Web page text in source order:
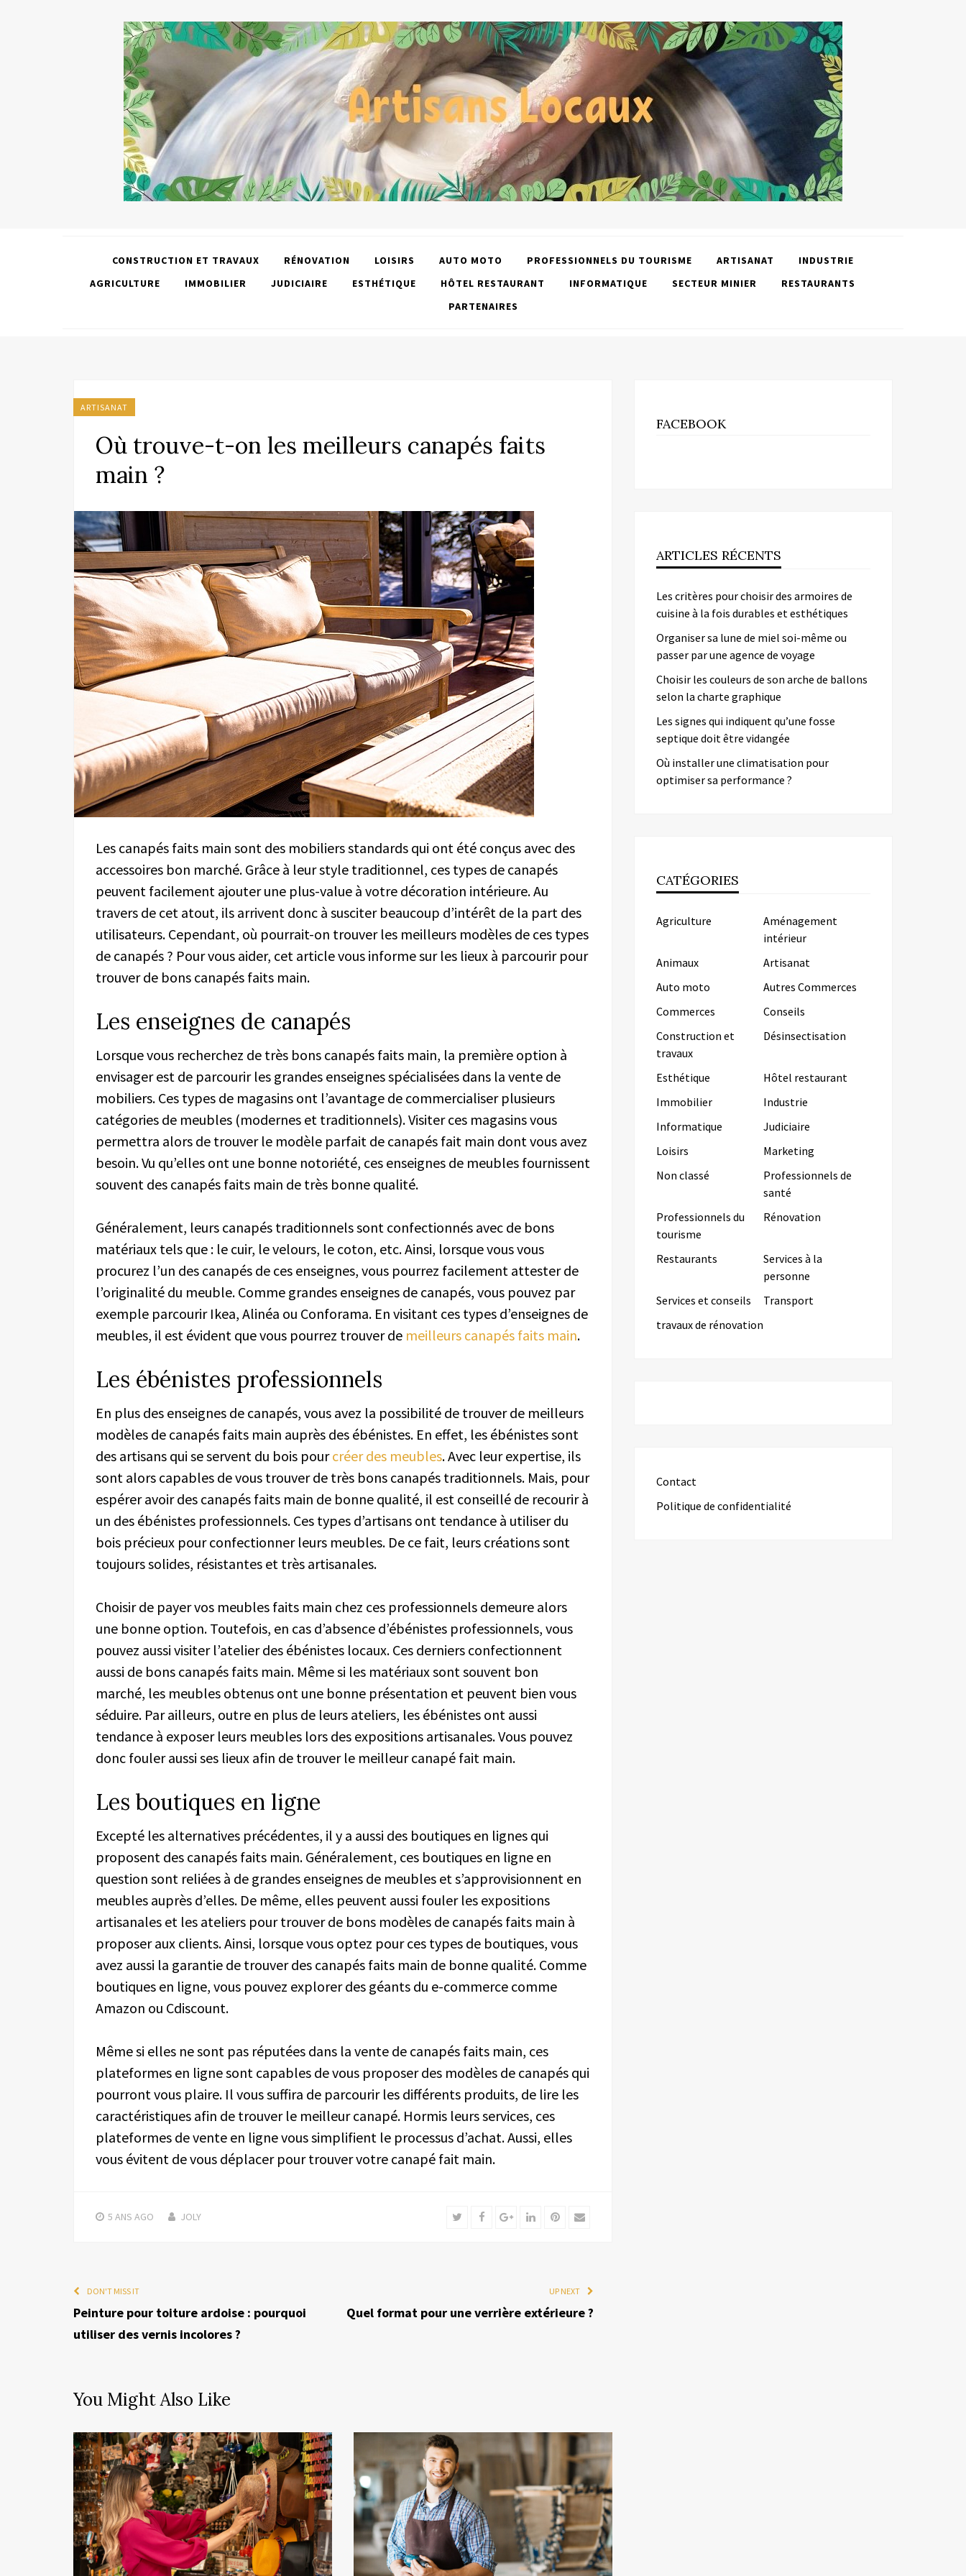
CONSTRUCTION ET TRAVAUX RÉNOVATION LOISIRS AUTO MOTO PROFESSIONNELS DU TOURISME ARTISANAT
INDUSTRIE
AGRICULTURE
IMMOBILIER JUDICIAIRE ESTHÉTIQUE HÔTEL RESTAURANT INFORMATIQUE SECTEUR MINIER
RESTAURANTS
PARTENAIRES
ARTISANAT
Où trouve-t-on les meilleurs canapés faits
main ?
Les canapés faits main sont des mobiliers standards qui ont été conçus avec des
accessoires bon marché. Grâce à leur style traditionnel, ces types de canapés
peuvent facilement ajouter une plus-value à votre décoration intérieure. Au
travers de cet atout, ils arrivent donc à susciter beaucoup d’intérêt de la part des
utilisateurs. Cependant, où pourrait-on trouver les meilleurs modèles de ces types
de canapés ? Pour vous aider, cet article vous informe sur les lieux à parcourir pour
trouver de bons canapés faits main.
Les enseignes de canapés
Lorsque vous recherchez de très bons canapés faits main, la première option à
envisager est de parcourir les grandes enseignes spécialisées dans la vente de
mobiliers. Ces types de magasins ont l’avantage de commercialiser plusieurs
catégories de meubles (modernes et traditionnels). Visiter ces magasins vous
permettra alors de trouver le modèle parfait de canapés fait main dont vous avez
besoin. Vu qu’elles ont une bonne notoriété, ces enseignes de meubles fournissent
souvent des canapés faits main de très bonne qualité.
Généralement, leurs canapés traditionnels sont confectionnés avec de bons
matériaux tels que : le cuir, le velours, le coton, etc. Ainsi, lorsque vous vous
procurez l’un des canapés de ces enseignes, vous pourrez facilement attester de
l’originalité du meuble. Comme grandes enseignes de canapés, vous pouvez par
exemple parcourir Ikea, Alinéa ou Conforama. En visitant ces types d’enseignes de
meubles, il est évident que vous pourrez trouver de meilleurs canapés faits main.
Les ébénistes professionnels
En plus des enseignes de canapés, vous avez la possibilité de trouver de meilleurs
modèles de canapés faits main auprès des ébénistes. En effet, les ébénistes sont
des artisans qui se servent du bois pourcréer des meubles. Avec leur expertise, ils
sont alors capables de vous trouver de très bons canapés traditionnels. Mais, pour
espérer avoir des canapés faits main de bonne qualité, il est conseillé de recourir à
un des ébénistes professionnels. Ces types d’artisans ont tendance à utiliser du
bois précieux pour confectionner leurs meubles. De ce fait, leurs créations sont
toujours solides, résistantes et très artisanales.
Choisir de payer vos meubles faits main chez ces professionnels demeure alors
une bonne option. Toutefois, en cas d’absence d’ébénistes professionnels, vous
pouvez aussi visiter l’atelier des ébénistes locaux. Ces derniers confectionnent
aussi de bons canapés faits main. Même si les matériaux sont souvent bon
marché, les meubles obtenus ont une bonne présentation et peuvent bien vous
séduire. Par ailleurs, outre en plus de leurs ateliers, les ébénistes ont aussi
tendance à exposer leurs meubles lors des expositions artisanales. Vous pouvez
donc fouler aussi ses lieux afin de trouver le meilleur canapé fait main.
Les boutiques en ligne
Excepté les alternatives précédentes, il y a aussi des boutiques en lignes qui
proposent des canapés faits main. Généralement, ces boutiques en ligne en
question sont reliées à de grandes enseignes de meubles et s’approvisionnent en
meubles auprès d’elles. De même, elles peuvent aussi fouler les expositions
artisanales et les ateliers pour trouver de bons modèles de canapés faits main à
proposer aux clients. Ainsi, lorsque vous optez pour ces types de boutiques, vous
avez aussi la garantie de trouver des canapés faits main de bonne qualité. Comme
boutiques en ligne, vous pouvez explorer des géants du e-commerce comme
Amazon ou Cdiscount.
Même si elles ne sont pas réputées dans la vente de canapés faits main, ces
plateformes en ligne sont capables de vous proposer des modèles de canapés qui
pourront vous plaire. Il vous suffira de parcourir les différents produits, de lire les
caractéristiques afin de trouver le meilleur canapé. Hormis leurs services, ces
plateformes de vente en ligne vous simplifient le processus d’achat. Aussi, elles
vous évitent de vous déplacer pour trouver votre canapé fait main.
5 ANS AGO JOLY TwitterFacebookGoogle+LinkedInPinterest
Email
DON'T MISS IT
Peinture pour toiture ardoise : pourquoi
utiliser des vernis incolores ?
UP NEXT
Quel format pour une verrière extérieure ?
You Might Also Like
FACEBOOK
ARTICLES RÉCENTS
Les critères pour choisir des armoires de
cuisine à la fois durables et esthétiques
Organiser sa lune de miel soi-même ou
passer par une agence de voyage
Choisir les couleurs de son arche de ballons
selon la charte graphique
Les signes qui indiquent qu’une fosse
septique doit être vidangée
Où installer une climatisation pour
optimiser sa performance ?
CATÉGORIES
Agriculture
Aménagement
intérieur
Animaux
Artisanat
Auto moto
Autres Commerces
Commerces
Conseils
Construction et
travaux
Désinsectisation
Esthétique
Hôtel restaurant
Immobilier
Industrie
Informatique
Judiciaire
Loisirs
Marketing
Non classé
Professionnels de
santé
Professionnels du
tourisme
Rénovation
Restaurants
Services à la
personne
Services et conseils
Transport
travaux de rénovation
Contact
Politique de confidentialité